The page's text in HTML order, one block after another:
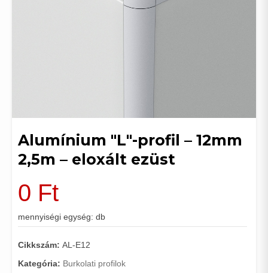
Alumínium "L"-profil – 12mm
2,5m – eloxált ezüst
0 Ft
mennyiségi egység: db
Cikkszám: AL-E12
Kategória: Burkolati profilok